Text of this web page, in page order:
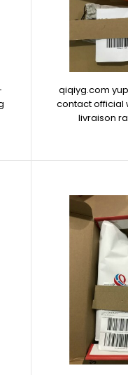
qiqiyg.com
contact official
livraison